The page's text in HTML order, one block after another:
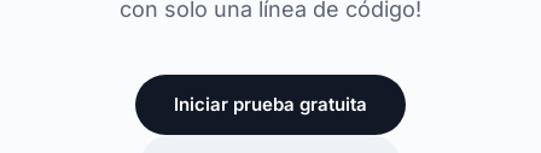
con solo una línea de código!
Iniciar prueba gratuita